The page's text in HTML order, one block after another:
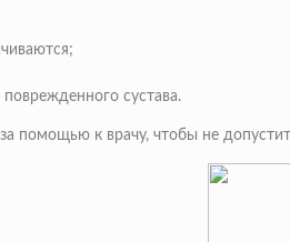
сустава.
помощью к врачу, чтобы не